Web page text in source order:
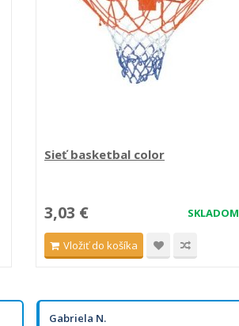
Sieť basketbal color
SKLADOM
3,03 €
Vložiť do košíka
Gabriela N.